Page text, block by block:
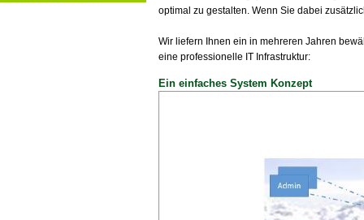
optimal zu gestalten. Wenn Sie dabei
Wir liefern Ihnen ein in mehreren Jahren
eine professionelle IT Infrastruktur:
Ein einfaches System Konzept